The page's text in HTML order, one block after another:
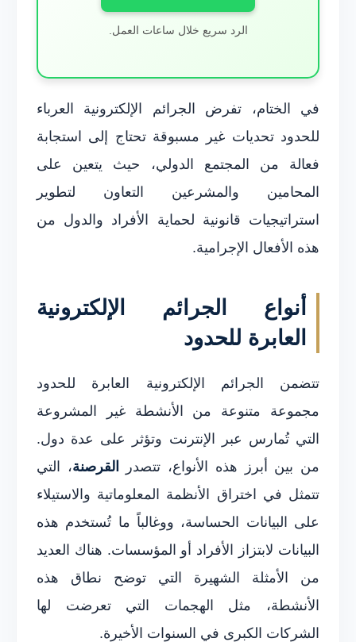
الرد سريع خلال ساعات العمل.
في الختام، تفرض الجرائم الإلكترونية العرباء
للحدود تحديات غير مسبوقة تحتاج إلى استجابة
فعالة من المجتمع الدولي، حيث يتعين على
المحامين والمشرعين التعاون لتطوير
استراتيجيات قانونية لحماية الأفراد والدول من
هذه الأفعال الإجرامية.
أنواع الجرائم الإلكترونية
العابرة للحدود
تتضمن الجرائم الإلكترونية العابرة للحدود
مجموعة متنوعة من الأنشطة غير المشروعة
التي تُمارس عبر الإنترنت وتؤثر على عدة دول.
من بين أبرز هذه الأنواع، تتصدر
القرصنة، التي
تتمثل في اختراق الأنظمة المعلوماتية والاستيلاء
على البيانات الحساسة، ووغالباً ما تُستخدم هذه
البيانات لابتزاز الأفراد أو المؤسسات. هناك العديد
من الأمثلة الشهيرة التي توضح نطاق هذه
الأنشطة، مثل الهجمات التي تعرضت لها
الشركات الكبرى في السنوات الأخيرة.